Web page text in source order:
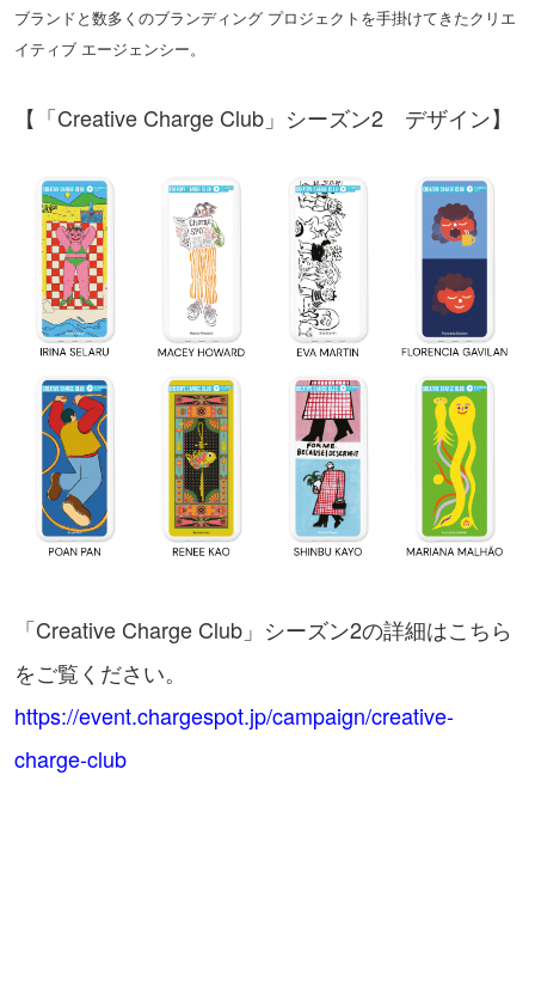
ブランドと数多くのブランディング プロジェクトを手掛けてきたクリエ
イティブ エージェンシー。
【「Creative Charge Club」シーズン2 デザイン】
「Creative Charge Club」シーズン2の詳細はこちら
をご覧ください。
https://event.chargespot.jp/campaign/creative-
charge-club